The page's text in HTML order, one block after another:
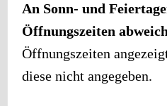
An Sonn- und
Öffnungszeiten
Öffnungszeiten
diese nicht angegeben.